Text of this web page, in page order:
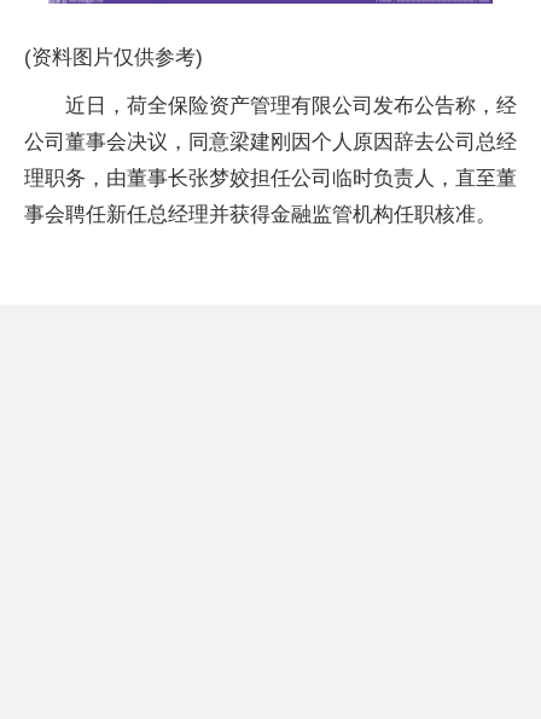
(资料图片仅供参考)
近日，荷全保险资产管理有限公司发布公告称，经
公司董事会决议，同意梁建刚因个人原因辞去公司总经
理职务，由董事长张梦姣担任公司临时负责人，直至董
事会聘任新任总经理并获得金融监管机构任职核准。